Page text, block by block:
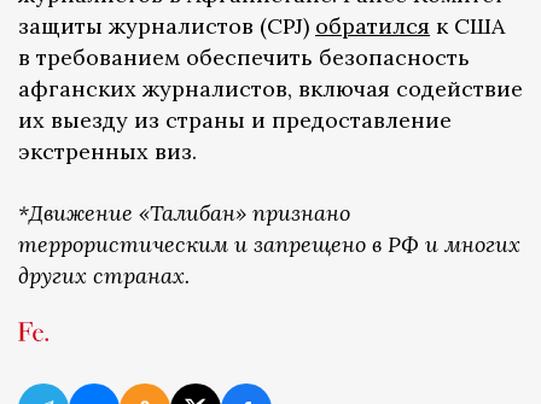
защиты журналистов (CPJ) обратился к США
в требованием обеспечить безопасность
афганских журналистов, включая содействие
их выезду из страны и предоставление
экстренных виз.
*Движение «Талибан» признано
террористическим и запрещено в РФ и многих
других странах.